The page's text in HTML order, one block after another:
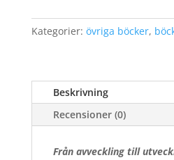
mängd
Kategorier: övriga böcker,
Beskrivning
Recensioner (0)
Från avveckling till